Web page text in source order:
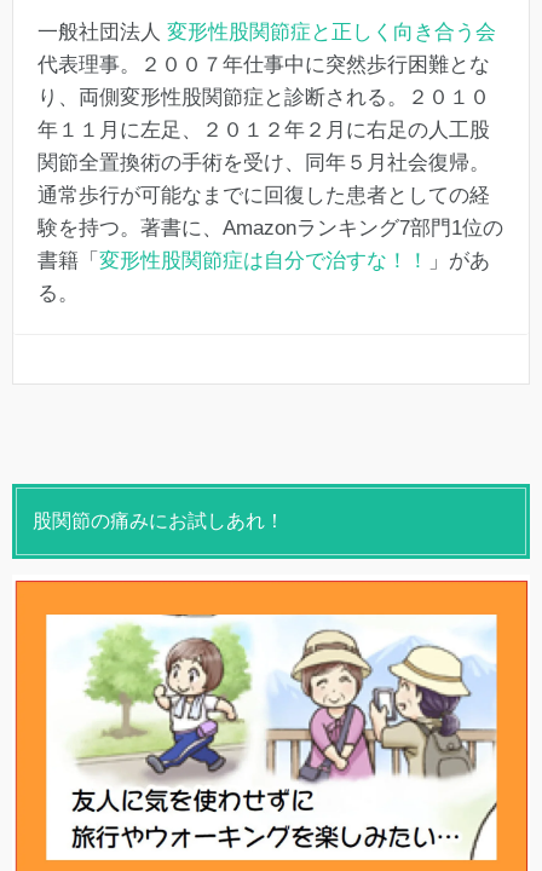
一般社団法人 変形性股関節症と正しく向き合う会
代表理事。２００７年仕事中に突然歩行困難とな
り、両側変形性股関節症と診断される。２０１０
年１１月に左足、２０１２年２月に右足の人工股
関節全置換術の手術を受け、同年５月社会復帰。
通常歩行が可能なまでに回復した患者としての経
験を持つ。著書に、Amazonランキング7部門1位の
書籍「 変形性股関節症は自分で治すな！！
」があ
る。
股関節の痛みにお試しあれ！